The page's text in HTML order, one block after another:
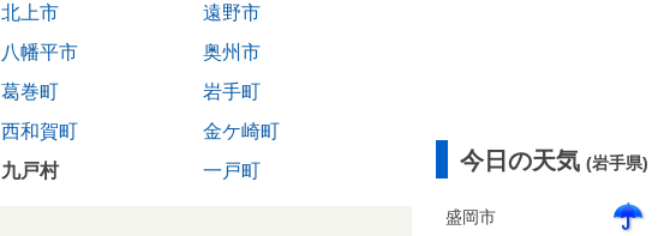
北上市
遠野市
八幡平市
奥州市
葛巻町
岩手町
西和賀町
金ケ崎町
九戸村 一戸町 今日の天気 (岩手県)
盛岡市